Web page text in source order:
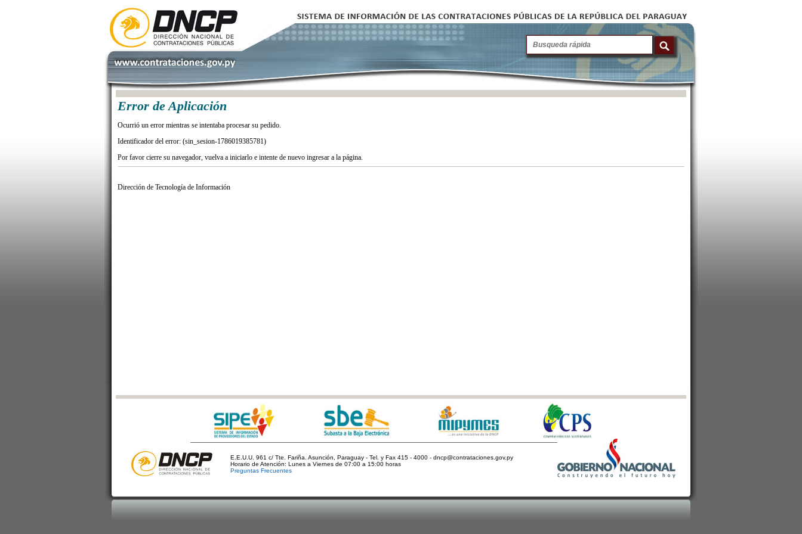
Error de Aplicación
Ocurrió un error mientras se intentaba procesar su pedido.
Identificador del error: (sin_sesion-1786019385781)
Por favor cierre su navegador, vuelva a iniciarlo e intente de nuevo ingresar a la página.
Dirección de Tecnología de Información
E.E.U.U. 961 c/ Tte. Fariña. Asunción, Paraguay - Tel. y Fax 415 - 4000 - dncp@contrataciones.gov.py
Horario de Atención: Lunes a Viernes de 07:00 a 15:00 horas
Preguntas Frecuentes